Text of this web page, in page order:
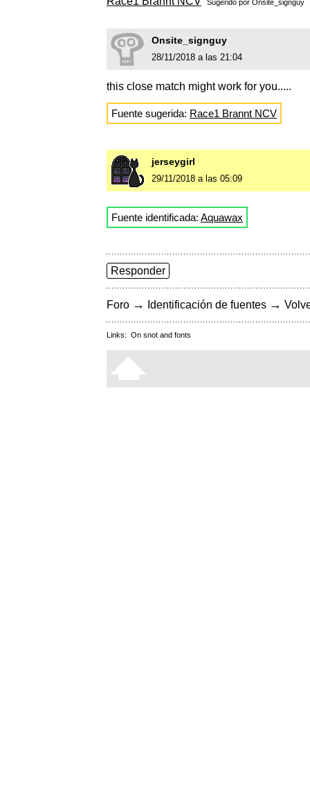
Sugerido por Onsite_signguy
Onsite_signguy
28/11/2018 a las 21:04
this close match might work for you.....
Fuente sugerida: Race1 Brannt NCV
jerseygirl
29/11/2018 a las 05:09
Fuente identificada: Aquawax
Responder
Foro → Identificación de fuentes →
Links: On snot and fonts